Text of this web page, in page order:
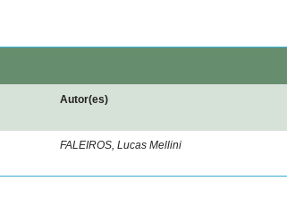
Autor(es)
FALEIROS, Lucas Mellini